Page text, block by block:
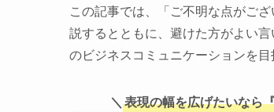
この記事では、「ご不明な点がご
説するとともに、避けた方がよい
のビジネスコミュニケーションを目
＼ 表現の幅を広げたいなら